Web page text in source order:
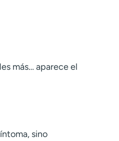
más… aparece el
sino